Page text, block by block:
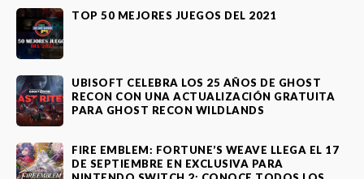
TOP 50 MEJORES JUEGOS DEL 2021
UBISOFT CELEBRA LOS 25 AÑOS DE GHOST
RECON CON UNA ACTUALIZACIÓN GRATUITA
PARA GHOST RECON WILDLANDS
FIRE EMBLEM: FORTUNE’S WEAVE LLEGA EL 17
DE SEPTIEMBRE EN EXCLUSIVA PARA